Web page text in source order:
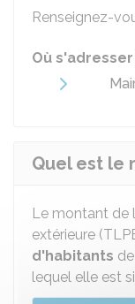
Renseignez-
Où s'adresser
Quel est le
Le montant de
extérieure
d'habitants
lequel elle est